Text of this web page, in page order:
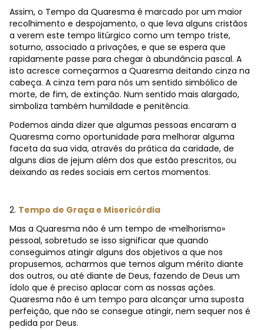
Assim, o Tempo da Quaresma é marcado por um maior
recolhimento e despojamento, o que leva alguns cristãos
a verem este tempo litúrgico como um tempo triste,
soturno, associado a privações, e que se espera que
rapidamente passe para chegar à abundância pascal. A
isto acresce começarmos a Quaresma deitando cinza na
cabeça. A cinza tem para nós um sentido simbólico de
morte, de fim, de extinção. Num sentido mais alargado,
simboliza também humildade e penitência.
Podemos ainda dizer que algumas pessoas encaram a
Quaresma como oportunidade para melhorar alguma
faceta da sua vida, através da prática da caridade, de
alguns dias de jejum além dos que estão prescritos, ou
deixando as redes sociais em certos momentos.
2. Tempo de Graça e Misericórdia
Mas a Quaresma não é um tempo de «melhorismo»
pessoal, sobretudo se isso significar que quando
conseguimos atingir alguns dos objetivos a que nos
propusemos, acharmos que temos algum mérito diante
dos outros, ou até diante de Deus, fazendo de Deus um
ídolo que é preciso aplacar com as nossas ações.
Quaresma não é um tempo para alcançar uma suposta
perfeição, que não se consegue atingir, nem sequer nos é
pedida por Deus.